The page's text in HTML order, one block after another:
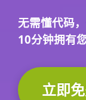
无需懂代码，
10分钟拥有
立即